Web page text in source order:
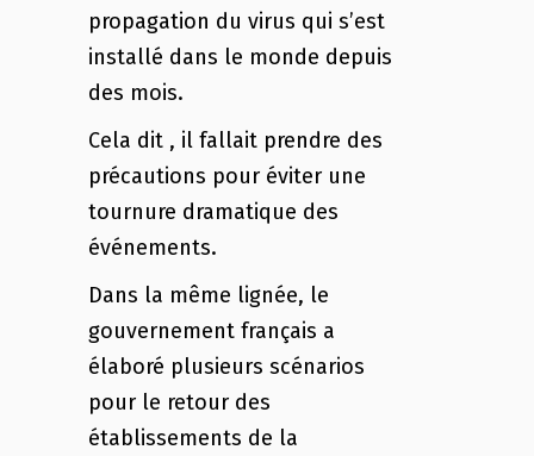
propagation du virus qui s’est
installé dans le monde depuis
des mois.
Cela dit , il fallait prendre des
précautions pour éviter une
tournure dramatique des
événements.
Dans la même lignée, le
gouvernement français a
élaboré plusieurs scénarios
pour le retour des
établissements de la